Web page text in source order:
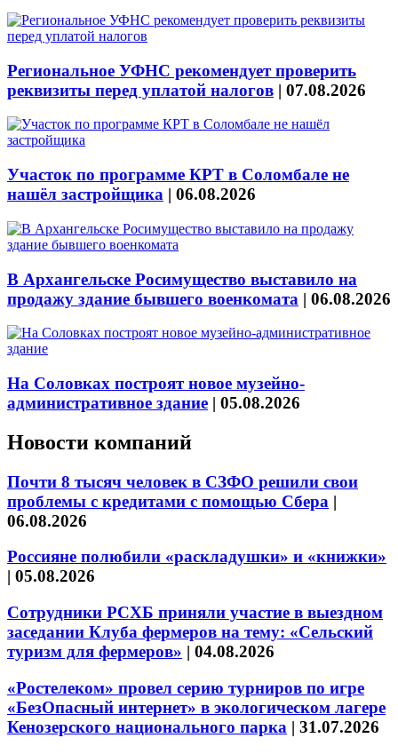
Региональное УФНС рекомендует проверить
реквизиты перед уплатой налогов | 07.08.2026
Участок по программе КРТ в Соломбале не
нашёл застройщика | 06.08.2026
В Архангельске Росимущество выставило на
продажу здание бывшего военкомата | 06.08.2026
На Соловках построят новое музейно-
административное здание | 05.08.2026
Новости компаний
Почти 8 тысяч человек в СЗФО решили свои
проблемы с кредитами с помощью Сбера |
06.08.2026
Россияне полюбили «раскладушки» и «книжки»
| 05.08.2026
Сотрудники РСХБ приняли участие в выездном
заседании Клуба фермеров на тему: «Сельский
туризм для фермеров» | 04.08.2026
«Ростелеком» провел серию турниров по игре
«БезОпасный интернет» в экологическом лагере
Кенозерского национального парка | 31.07.2026